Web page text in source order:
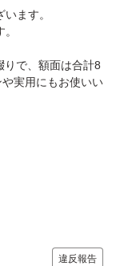
ます。
りで、額面は合計8
実用にもお使いい
違反報告